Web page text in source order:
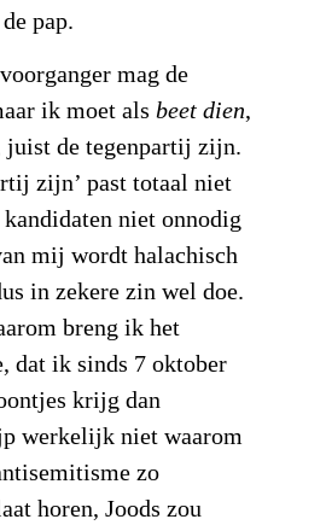
pap.
mag de
ik moet als beet dien,
juist de tegenpartij zijn.
zijn’ past totaal niet
niet onnodig
mij wordt halachisch
in zekere zin wel doe.
breng ik het
dat ik sinds 7 oktober
krijg dan
werkelijk niet waarom
zo
horen, Joods zou